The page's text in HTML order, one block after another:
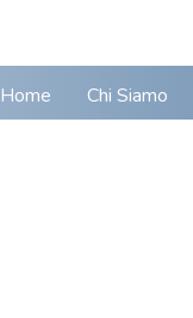
Home Chi Siamo